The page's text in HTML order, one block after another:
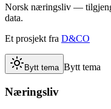
Norsk næringsliv —
data.
Et prosjekt fra D&CO
Bytt tema Bytt tema
Næringsliv